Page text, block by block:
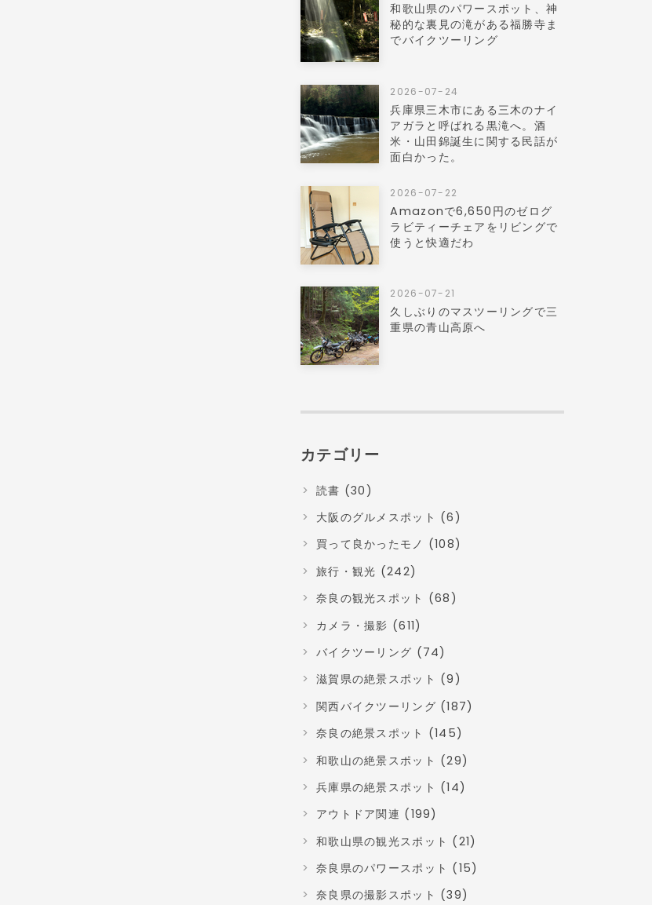
和歌山県のパワースポット、神
秘的な裏見の滝がある福勝寺ま
でバイクツーリング
2026-07-24
兵庫県三木市にある三木のナイ
アガラと呼ばれる黒滝へ。酒
米・山田錦誕生に関する民話が
面白かった。
2026-07-22
Amazonで6,650円のゼログ
ラビティーチェアをリビングで
使うと快適だわ
2026-07-21
久しぶりのマスツーリングで三
重県の青山高原へ
カテゴリー
読書 (30)
大阪のグルメスポット (6)
買って良かったモノ (108)
旅行・観光 (242)
奈良の観光スポット (68)
カメラ・撮影 (611)
バイクツーリング (74)
滋賀県の絶景スポット (9)
関西バイクツーリング (187)
奈良の絶景スポット (145)
和歌山の絶景スポット (29)
兵庫県の絶景スポット (14)
アウトドア関連 (199)
和歌山県の観光スポット (21)
奈良県のパワースポット (15)
奈良県の撮影スポット (39)